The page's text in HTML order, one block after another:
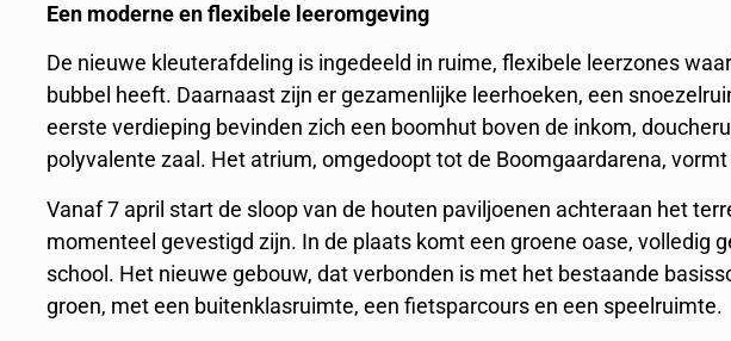
Een moderne en flexibele leeromgeving
De nieuwe kleuterafdeling is ingedeeld in ruime, flexibele leerzones
bubbel heeft. Daarnaast zijn er gezamenlijke leerhoeken, een
eerste verdieping bevinden zich een boomhut boven de inkom,
polyvalente zaal. Het atrium, omgedoopt tot de Boomgaardarena,
Vanaf 7 april start de sloop van de houten paviljoenen achteraan het
momenteel gevestigd zijn. In de plaats komt een groene oase, volledig
school. Het nieuwe gebouw, dat verbonden is met het bestaande
groen, met een buitenklasruimte, een fietsparcours en een speelruimte.